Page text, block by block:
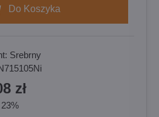
Do Koszyka
Srebrny
zł